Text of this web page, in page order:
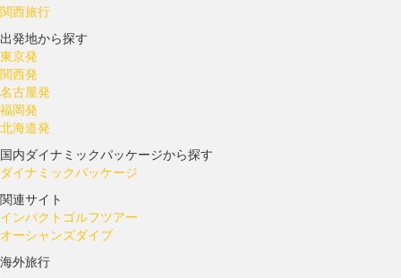
関西旅行
出発地から探す
東京発
関西発
名古屋発
福岡発
北海道発
国内ダイナミックパッケージから探す
ダイナミックパッケージ
関連サイト
インパクトゴルフツアー
オーシャンズダイブ
海外旅行